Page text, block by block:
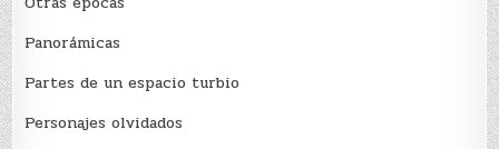
Panorámicas
Partes de un espacio turbio
Personajes olvidados